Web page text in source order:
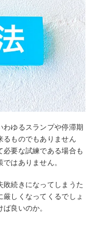
わゆるスランプや停滞期
るものでもありません
必要な試練である場合も
はありません。
敗続きになってしまうた
しくなってくるでしょ
良いのか。